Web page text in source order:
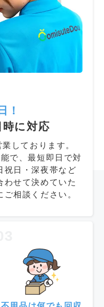
！
に対応
しております。
で、最短即日で対
祝日・深夜帯など
わせて決めていた
相談ください。